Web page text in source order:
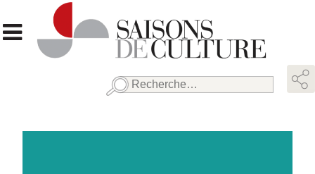
Rechercher :